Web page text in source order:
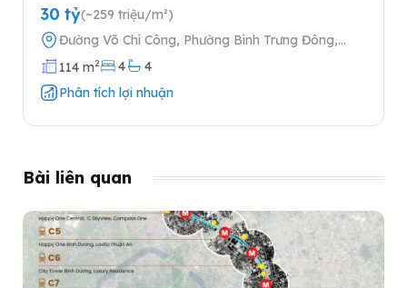
Keppel tại Quận 2
30 tỷ(~259 triệu/m²)
Đường Võ Chí Công, Phường Bình Trưng Đông,
Quận 2, Thành phố Hồ Chí Minh
114 m2 4
4
Phân tích lợi nhuận
Bài liên quan